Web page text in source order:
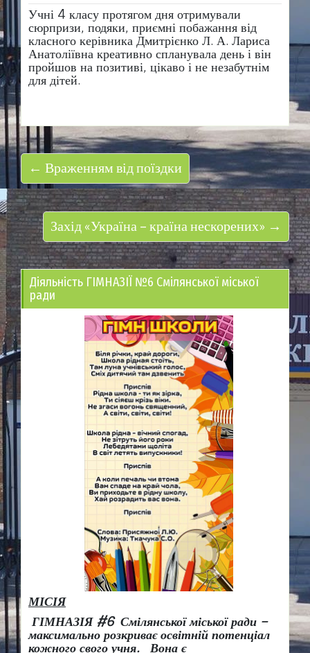
Учні 4 класу протягом дня отримували
сюрпризи, подяки, приємні побажання від
класного керівника Дмитрієнко Л. А. Лариса
Анатоліївна креативно спланувала день і він
пройшов на позитиві, цікаво і не незабутнім
для дітей.
← Враженням від поїздки
Захід «Україна – країна нескорених» →
Діяльність ГІМНАЗІЇ №6 Смілянської міської
ради
МІСІЯ
ГІМНАЗІЯ #6 Смілянської міської ради –
максимально розкриває освітній потенціал
кожного свого учня.
Вона є